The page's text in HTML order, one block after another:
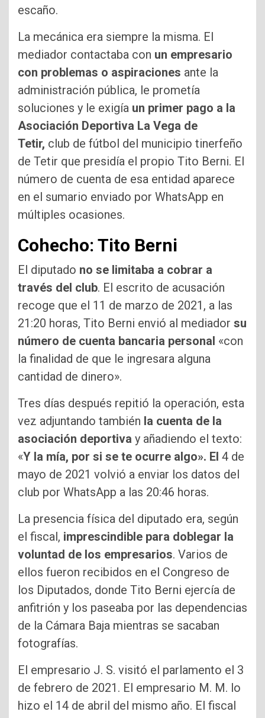
escaño.
La mecánica era siempre la misma. El
mediador contactaba con un empresario
con problemas o aspiraciones ante la
administración pública, le prometía
soluciones y le exigía un primer pago a la
Asociación Deportiva La Vega de
Tetir, club de fútbol del municipio tinerfeño
de Tetir que presidía el propio Tito Berni. El
número de cuenta de esa entidad aparece
en el sumario enviado por WhatsApp en
múltiples ocasiones.
Cohecho: Tito Berni
El diputado no se limitaba a cobrar a
través del club. El escrito de acusación
recoge que el 11 de marzo de 2021, a las
21:20 horas, Tito Berni envió al mediador su
número de cuenta bancaria personal «con
la finalidad de que le ingresara alguna
cantidad de dinero».
Tres días después repitió la operación, esta
vez adjuntando también la cuenta de la
asociación deportiva y añadiendo el texto:
«Y la mía, por si se te ocurre algo». El 4 de
mayo de 2021 volvió a enviar los datos del
club por WhatsApp a las 20:46 horas.
La presencia física del diputado era, según
el fiscal, imprescindible para doblegar la
voluntad de los empresarios. Varios de
ellos fueron recibidos en el Congreso de
los Diputados, donde Tito Berni ejercía de
anfitrión y los paseaba por las dependencias
de la Cámara Baja mientras se sacaban
fotografías.
El empresario J. S. visitó el parlamento el 3
de febrero de 2021. El empresario M. M. lo
hizo el 14 de abril del mismo año. El fiscal